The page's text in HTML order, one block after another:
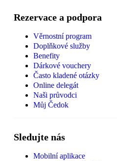
Rezervace a podpora
Věrnostní program
Doplňkové služby
Benefity
Dárkové vouchery
Často kladené otázky
Online delegát
Naši průvodci
Můj Čedok
Sledujte nás
Mobilní aplikace